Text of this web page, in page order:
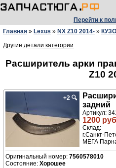
Перейти к
Главная » Lexus » NX Z10 2014- »
Другие детали категории
Расширитель арки
Z10
+2 🔍
задний
Артикул:
1200
Склад:
г.Санкт-
МЕГА
7560578010
Хорошее